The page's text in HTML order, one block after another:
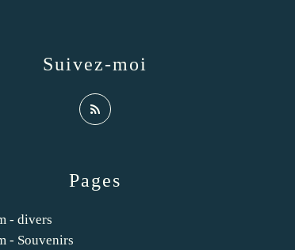
Pages
- divers
- Souvenirs
Suivez-moi